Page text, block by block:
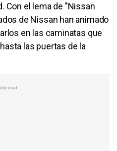
Con el lema de "Nissan
de Nissan han animado
en las caminatas que
las puertas de la